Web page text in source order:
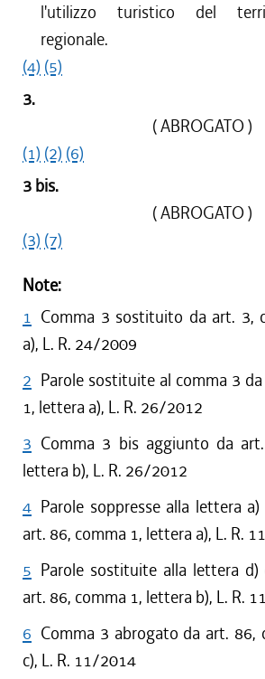
l'utilizzo turistico del
regionale.
(4) (5)
3.
( ABROGATO )
(1) (2) (6)
3 bis.
( ABROGATO )
(3) (7)
Note:
1 Comma 3 sostituito da art. 3,
a), L. R. 24/2009
2 Parole sostituite al comma 3
1, lettera a), L. R. 26/2012
3 Comma 3 bis aggiunto da
lettera b), L. R. 26/2012
4 Parole soppresse alla lettera
art. 86, comma 1, lettera a), L. R.
5 Parole sostituite alla lettera
art. 86, comma 1, lettera b), L. R.
6 Comma 3 abrogato da art. 86,
c), L. R. 11/2014